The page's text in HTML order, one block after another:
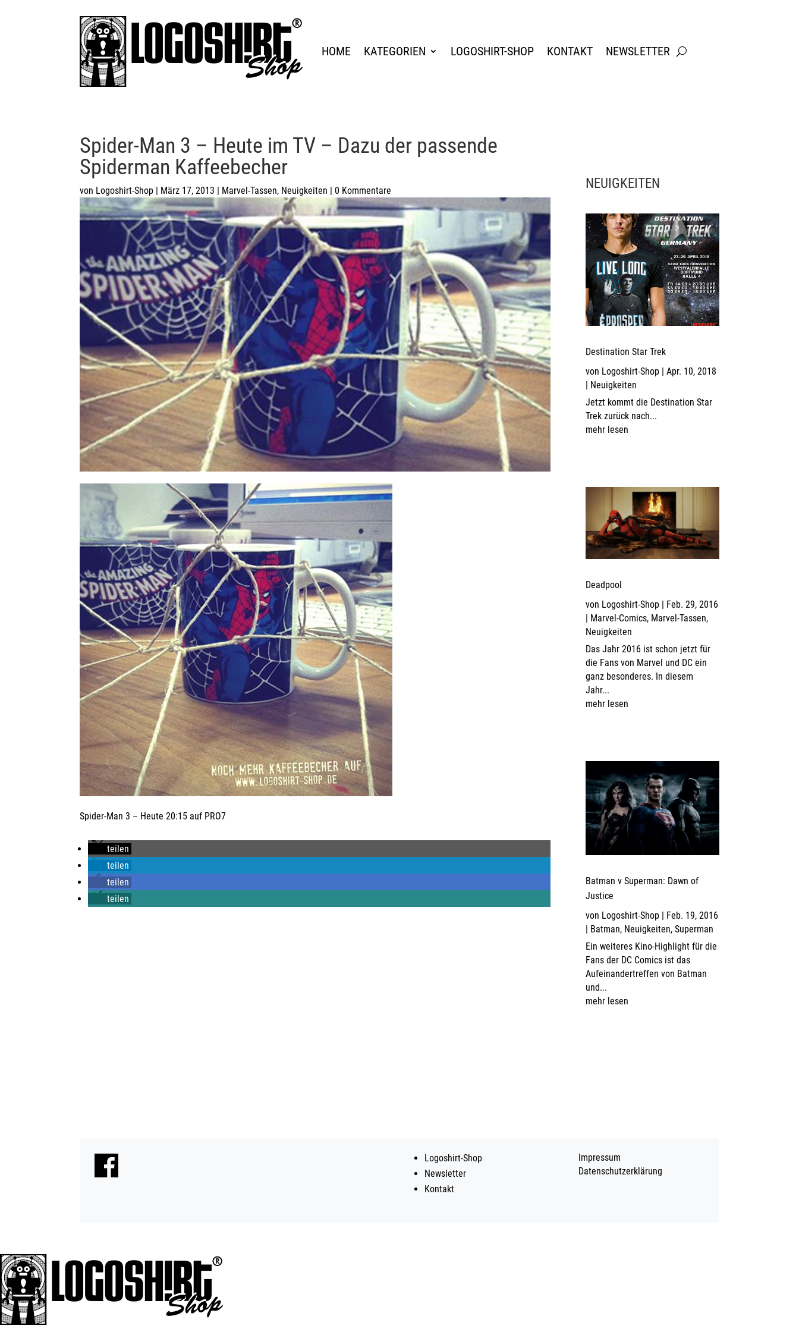
HOME KATEGORIEN LOGOSHIRT-SHOP KONTAKT NEWSLETTER
Spider-Man 3 – Heute im TV – Dazu der passende
Spiderman Kaffeebecher
von Logoshirt-Shop | März 17, 2013 | Marvel-Tassen, Neuigkeiten |0 Kommentare
Spider-Man 3 – Heute 20:15 auf PRO7
teilen
teilen
teilen
teilen
NEUIGKEITEN
Destination Star Trek
von Logoshirt-Shop |Apr. 10, 2018
Neuigkeiten
Jetzt kommt die Destination Star
Trek zurück nach...
mehr lesen
Deadpool
von Logoshirt-Shop | Feb. 29, 2016
| Marvel-Comics, Marvel-Tassen,
Neuigkeiten
Das Jahr 2016 ist schon jetzt für
die Fans von Marvel und DC ein
ganz besonderes. In diesem
Jahr...
mehr lesen
Batman v Superman: Dawn of
Justice
von Logoshirt-Shop | Feb. 19, 2016
| Batman, Neuigkeiten,Superman
Ein weiteres Kino-Highlight für die
Fans der DC Comics ist das
Aufeinandertreffen von Batman
und...
mehr lesen
Logoshirt-Shop
Newsletter
Kontakt
Impressum
Datenschutzerklärung